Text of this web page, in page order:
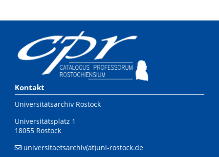
Kontakt
Universitätsarchiv Rostock
Universitätsplatz 1
18055 Rostock
universitaetsarchiv(at)uni-rostock.de